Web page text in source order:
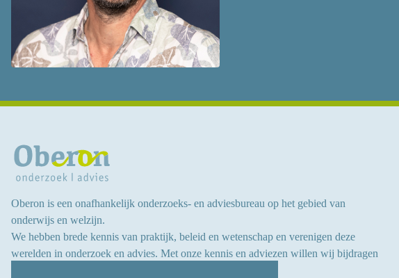
Oberon is een onafhankelijk onderzoeks- en adviesbureau op het gebied van
onderwijs en welzijn.
We hebben brede kennis van praktijk, beleid en wetenschap en verenigen deze
werelden in onderzoek en advies. Met onze kennis en adviezen willen wij bijdragen